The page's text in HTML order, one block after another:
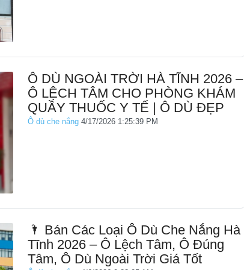
Ô DÙ NGOÀI TRỜI HÀ TĨNH 2026 –
Ô LỆCH TÂM CHO PHÒNG KHÁM
QUẦY THUỐC Y TẾ | Ô DÙ ĐẸP
Ô dù che nắng4/17/2026 1:25:39 PM
🌂 Bán Các Loại Ô Dù Che Nắng Hà
Tĩnh 2026 – Ô Lệch Tâm, Ô Đúng
Tâm, Ô Dù Ngoài Trời Giá Tốt